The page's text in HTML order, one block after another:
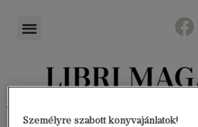
Személyre szabott könyvajánlatok!